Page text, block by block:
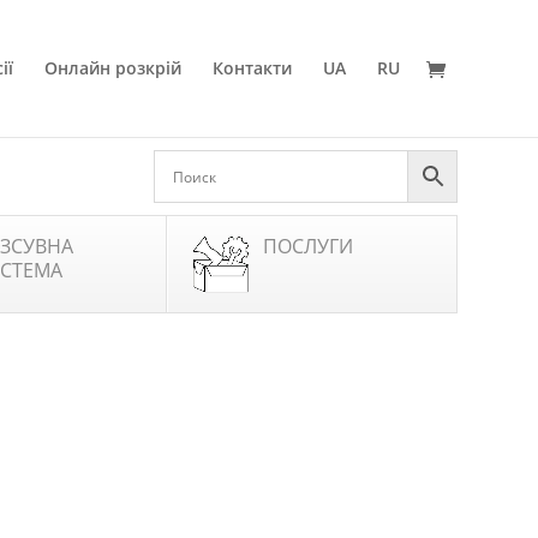
Онлайн розкрій Контакти UA RU
ПОСЛУГИ